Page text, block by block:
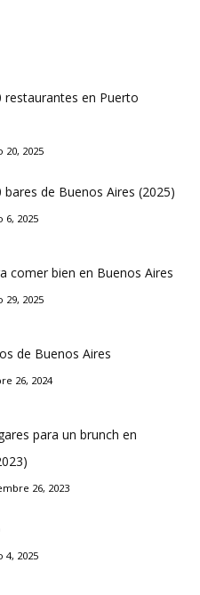
restaurantes en Puerto
2025
de Buenos Aires (2025)
2025
comer bien en Buenos Aires
2025
de Buenos Aires
26, 2024
para un brunch en
26, 2023
2025